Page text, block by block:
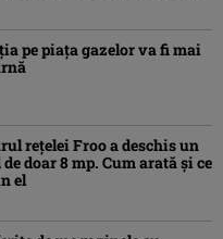
pe piaţa gazelor va fi mai
rețelei Froo a deschis un
doar 8 mp. Cum arată și ce
el